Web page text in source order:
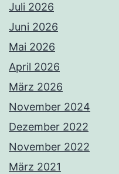
Juli 2026
Juni 2026
Mai 2026
April 2026
März 2026
November 2024
Dezember 2022
November 2022
März 2021